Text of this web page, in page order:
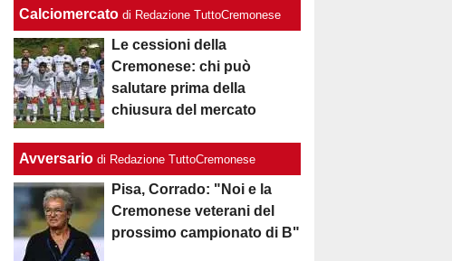
Calciomercato di Redazione TuttoCremonese
Le cessioni della
Cremonese: chi può
salutare prima della
chiusura del mercato
Avversario di Redazione TuttoCremonese
Pisa, Corrado: "Noi e la
Cremonese veterani del
prossimo campionato di B"